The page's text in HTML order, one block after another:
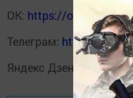
ОК: https://ok.ru/
Телеграм: https://t.me/
Яндекс Дзен:
https://